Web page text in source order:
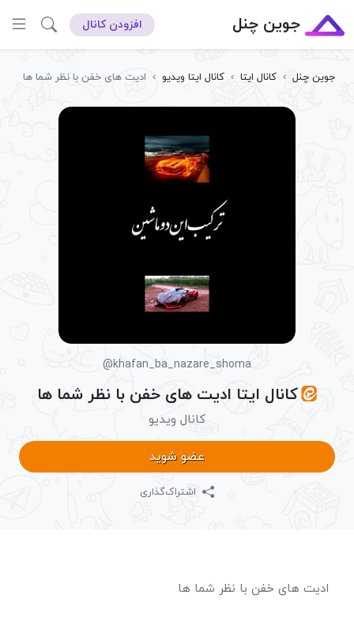
جوین چنل افزودن کانال
جوین چنل › کانال ایتا › کانال ایتا ویدیو › ادیت های خفن با نظر شما ها
@khafan_ba_nazare_shoma
کانال ایتا ادیت های خفن با نظر شما ها
کانال ویدیو
عضو شوید
اشتراک‌گذاری
ادیت های خفن با نظر شما ها